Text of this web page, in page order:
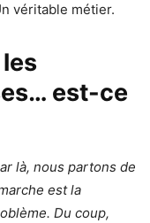
véritable métier.
est-ce
là, nous partons de
est la
Du coup,